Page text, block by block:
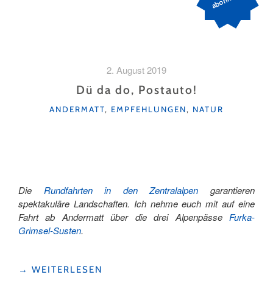
2. August 2019
Dü da do, Postauto!
KATEGORIEN
ANDERMATT, EMPFEHLUNGEN, NATUR
Die Rundfahrten in den Zentralalpen garantieren
spektakuläre Landschaften. Ich nehme euch mit auf eine
Fahrt ab Andermatt über die drei Alpenpässe Furka-
Grimsel-Susten.
"DÜ
→ WEITERLESEN